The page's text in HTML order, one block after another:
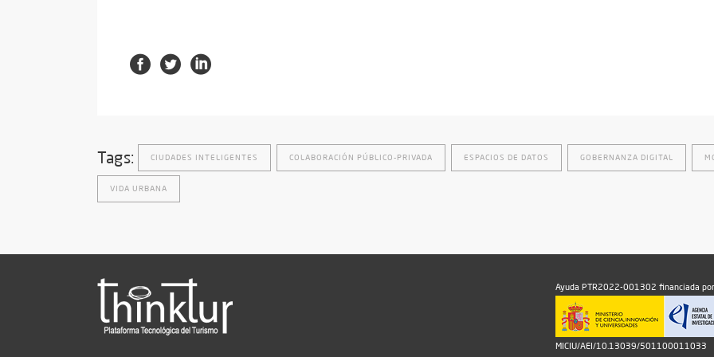
Tags: CIUDADES INTELIGENTES COLABORACIÓN PÚBLICO-PRIVADA ESPACIOS DE DATOS GOBERNANZA DIGITAL
VIDA URBANA
Ayuda PTR2022-001302 financiada
MICIU/AEI/10.13039/501100011033